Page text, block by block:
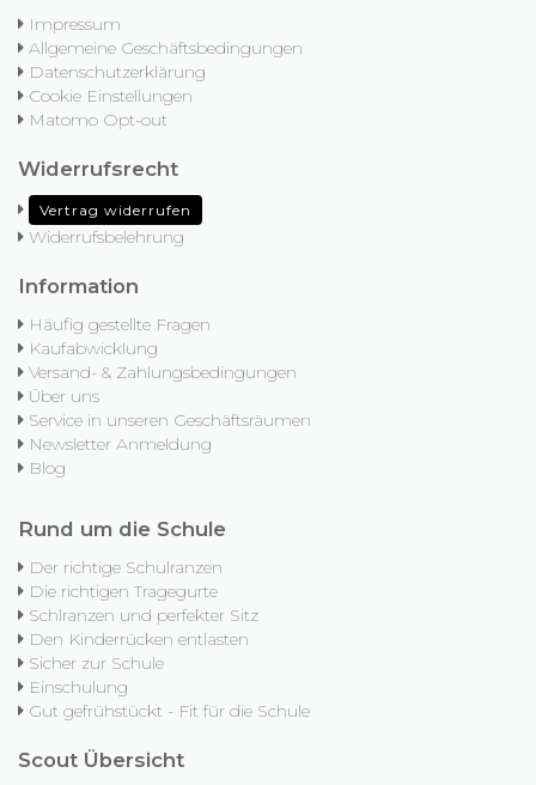
Impressum
Allgemeine Geschäftsbedingungen
Datenschutzerklärung
Cookie Einstellungen
Matomo Opt-out
Widerrufsrecht
Vertrag widerrufen
Widerrufsbelehrung
Information
Häufig gestellte Fragen
Kaufabwicklung
Versand- & Zahlungsbedingungen
Über uns
Service in unseren Geschäftsräumen
Newsletter Anmeldung
Blog
Rund um die Schule
Der richtige Schulranzen
Die richtigen Tragegurte
Schlranzen und perfekter Sitz
Den Kinderrücken entlasten
Sicher zur Schule
Einschulung
Gut gefrühstückt - Fit für die Schule
Scout Übersicht